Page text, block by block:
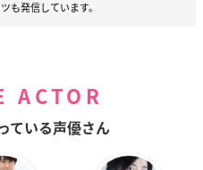
も発信しています。
ACTOR
ている声優さん